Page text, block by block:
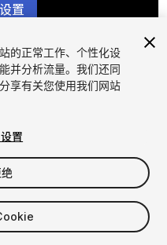
置
的正常工作、个性化设
并分析流量。我们还同
享有关您使用我们网站
置